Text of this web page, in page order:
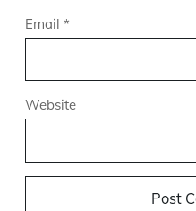
Email *
Website